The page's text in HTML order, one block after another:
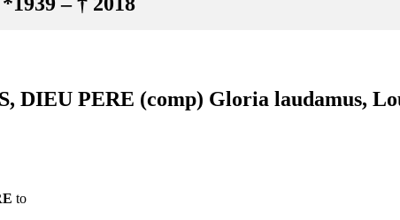
DIEU PERE (comp) Gloria laudamus,
to